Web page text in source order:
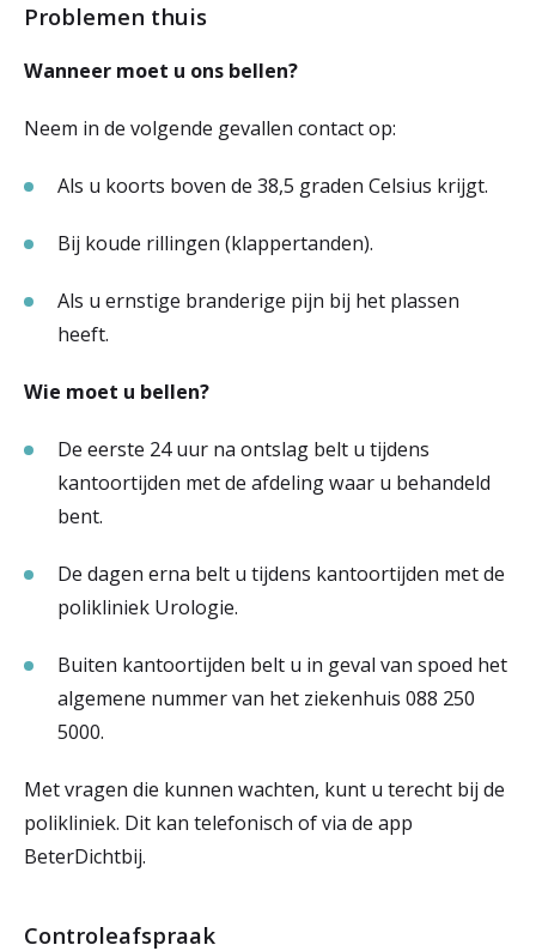
Problemen thuis
Wanneer moet u ons bellen?
Neem in de volgende gevallen contact op:
Als u koorts boven de 38,5 graden Celsius krijgt.
Bij koude rillingen (klappertanden).
Als u ernstige branderige pijn bij het plassen
heeft.
Wie moet u bellen?
De eerste 24 uur na ontslag belt u tijdens
kantoortijden met de afdeling waar u behandeld
bent.
De dagen erna belt u tijdens kantoortijden met de
polikliniek Urologie.
Buiten kantoortijden belt u in geval van spoed het
algemene nummer van het ziekenhuis 088 250
5000.
Met vragen die kunnen wachten, kunt u terecht bij de
polikliniek. Dit kan telefonisch of via de app
BeterDichtbij.
Controleafspraak